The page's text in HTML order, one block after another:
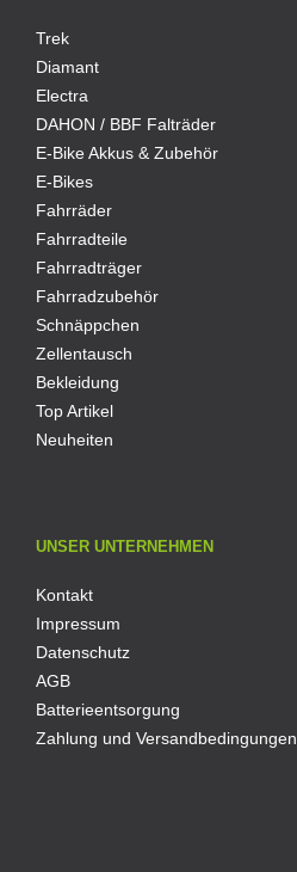
Trek
Diamant
Electra
DAHON / BBF Falträder
E-Bike Akkus & Zubehör
E-Bikes
Fahrräder
Fahrradteile
Fahrradträger
Fahrradzubehör
Schnäppchen
Zellentausch
Bekleidung
Top Artikel
Neuheiten
UNSER UNTERNEHMEN
Kontakt
Impressum
Datenschutz
AGB
Batterieentsorgung
Zahlung und Versandbedingungen